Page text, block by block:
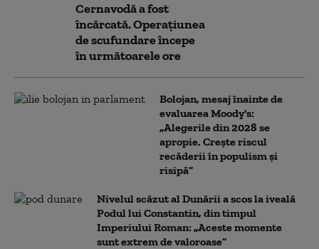
Cernavodă a fost
încărcată. Operațiunea
de scufundare începe
în următoarele ore
Bolojan, mesaj înainte de
evaluarea Moody's:
„Alegerile din 2028 se
apropie. Crește riscul
recăderii în populism și
risipă”
Nivelul scăzut al Dunării a scos la iveală
Podul lui Constantin, din timpul
Imperiului Roman: „Aceste momente
sunt extrem de valoroase”